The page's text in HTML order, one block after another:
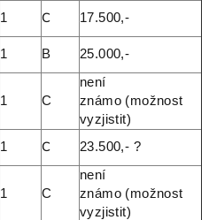
1 C 17.500,-
1 B 25.000,-
1 C
není
známo (možnost
vyzjistit)
1 C 23.500,- ?
1 C
není
známo (možnost
vyzjistit)